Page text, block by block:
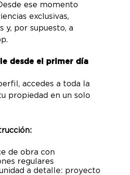
ese momento
exclusivas,
y, por supuesto, a
desde el primer día
accedes a toda la
propiedad en un solo
de obra con
regulares
a detalle: proyecto